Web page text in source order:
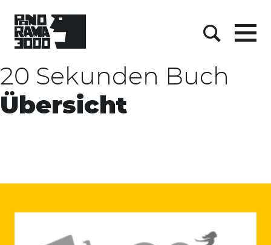
content
Menu
20 Sekunden Buch
Übersicht